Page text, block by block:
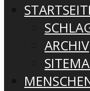
ARCHIV